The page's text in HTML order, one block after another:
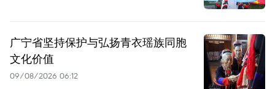
广宁省坚持保护与弘扬青衣瑶族同胞
文化价值
09/08/2026 06:12